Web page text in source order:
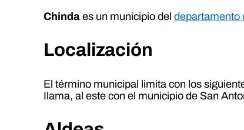
Chindaes un municipio deldepartamento
Localización
El término municipal limita con los
Ilama, al este con el municipio de San